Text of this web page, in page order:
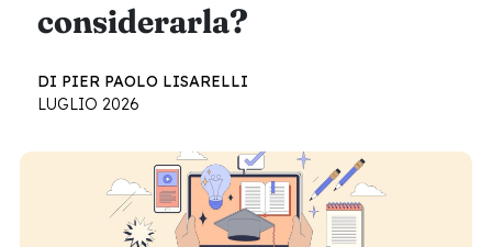
considerarla?
DI PIER PAOLO LISARELLI
LUGLIO 2026